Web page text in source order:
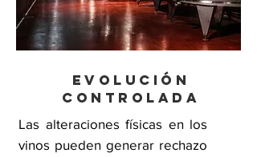
Evolución
controlada
Las alteraciones físicas en los
vinos pueden generar rechazo